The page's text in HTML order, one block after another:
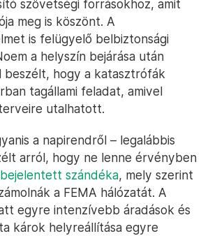
szövetségi forrásokhoz, amit
meg is köszönt. A
is felügyelő belbiztonsági
a helyszín bejárása után
beszélt, hogy a katasztrófák
tagállami feladat, amivel
utalhatott.
a napirendről – legalábbis
arról, hogy ne lenne érvényben
bejelentett szándéka, mely szerint
a FEMA hálózatát. A
egyre intenzívebb áradások és
károk helyreállítása egyre